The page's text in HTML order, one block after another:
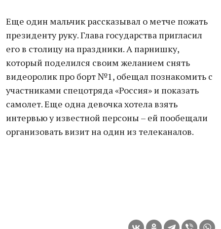
Еще один мальчик рассказывал о метче пожать
президенту руку. Глава государства пригласил
его в столицу на праздники. А парнишку,
который поделился своим желанием снять
видеоролик про борт №1, обещал познакомить с
участниками спецотряда «Россия» и показать
самолет. Еще одна девочка хотела взять
интервью у известной персоны – ей пообещали
организовать визит на один из телеканалов.